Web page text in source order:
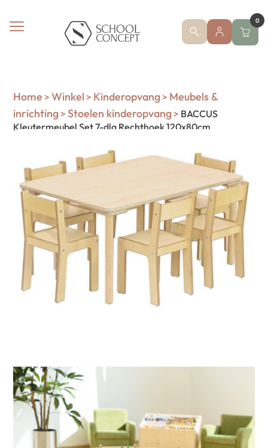
0
Home > Winkel > Kinderopvang> Meubels &
inrichting> Stoelen kinderopvang> BACCUS
Kleutermeubel Set 7-dlg Rechthoek 120x80cm